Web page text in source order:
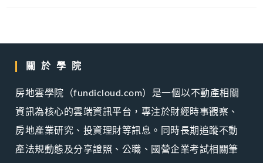
關於學院
房地雲學院（fundicloud.com）是一個以不動產相關
資訊為核心的雲端資訊平台，專注於財經時事觀察、
房地產業研究、投資理財等訊息。同時長期追蹤不動
產法規動態及分享證照、公職、國營企業考試相關筆